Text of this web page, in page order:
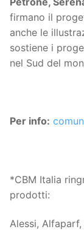
firmano il
anche le
sostiene i
nel Sud del
Per info:
*CBM Italia
prodotti:
Alessi,